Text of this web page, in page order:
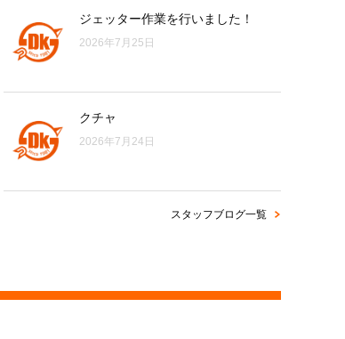
ジェッター作業を行いました！
2026年7月25日
クチャ
2026年7月24日
スタッフブログ一覧